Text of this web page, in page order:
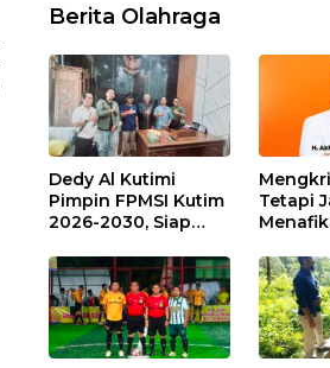
Berita Olahraga
Dedy Al Kutimi
Pimpin FPMSI Kutim
2026-2030, Siap
KORMI
Tetapi
Diam